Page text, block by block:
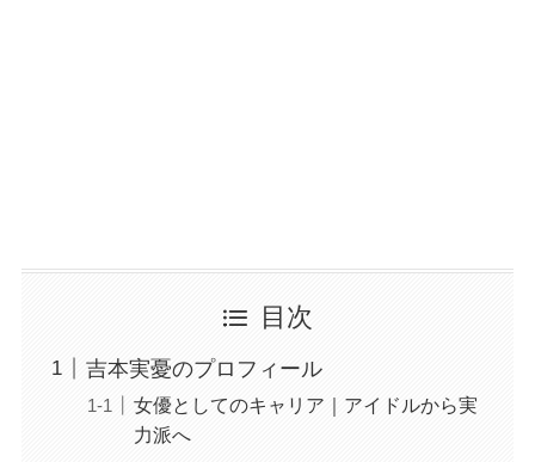
目次
吉本実憂のプロフィール
女優としてのキャリア｜アイドルから実
力派へ